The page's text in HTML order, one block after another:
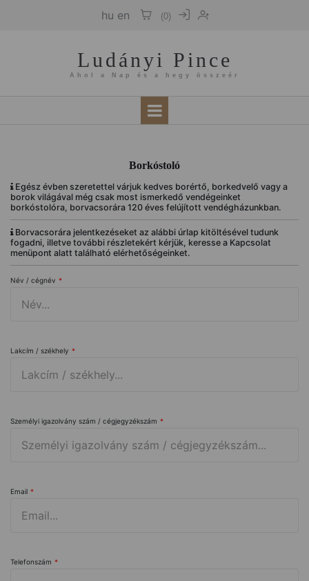
hu en (0)
Ludányi Pince
Ahol a Nap és a hegy összeér
Borkóstoló
Egész évben szeretettel várjuk kedves borértő, borkedvelő vagy a
borok világával még csak most ismerkedő vendégeinket
borkóstolóra, borvacsorára 120 éves felújított vendégházunkban.
Borvacsorára jelentkezéseket az alábbi úrlap kitöltésével tudunk
fogadni, illetve további részletekért kérjük, keresse a Kapcsolat
menüpont alatt található elérhetőségeinket.
Név / cégnév *
Lakcím / székhely *
Személyi igazolvány szám / cégjegyzékszám *
Email *
Telefonszám *